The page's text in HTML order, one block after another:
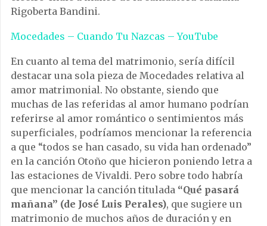
Rigoberta Bandini.
Mocedades – Cuando Tu Nazcas – YouTube
En cuanto al tema del matrimonio, sería difícil
destacar una sola pieza de Mocedades relativa al
amor matrimonial. No obstante, siendo que
muchas de las referidas al amor humano podrían
referirse al amor romántico o sentimientos más
superficiales, podríamos mencionar la referencia
a que “todos se han casado, su vida han ordenado”
en la canción Otoño que hicieron poniendo letra a
las estaciones de Vivaldi. Pero sobre todo habría
que mencionar la canción titulada “Qué pasará
mañana” (de José Luis Perales), que sugiere un
matrimonio de muchos años de duración y en